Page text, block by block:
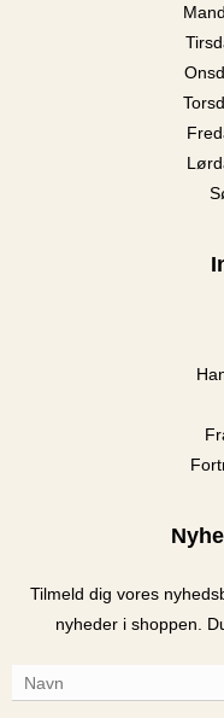
Tilmeld dig vores
nyheder i shoppen.